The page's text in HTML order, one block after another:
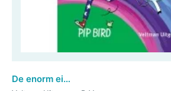
De enorm eigenwijze eenhoorn op schoolreis